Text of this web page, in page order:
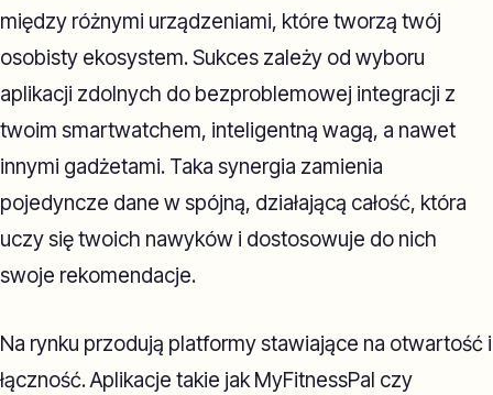
między różnymi urządzeniami, które tworzą twój
osobisty ekosystem. Sukces zależy od wyboru
aplikacji zdolnych do bezproblemowej integracji z
twoim smartwatchem, inteligentną wagą, a nawet
innymi gadżetami. Taka synergia zamienia
pojedyncze dane w spójną, działającą całość, która
uczy się twoich nawyków i dostosowuje do nich
swoje rekomendacje.
Na rynku przodują platformy stawiające na otwartość i
łączność. Aplikacje takie jak MyFitnessPal czy